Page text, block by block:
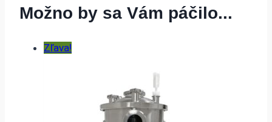
Možno by sa Vám páčilo...
Zľava!